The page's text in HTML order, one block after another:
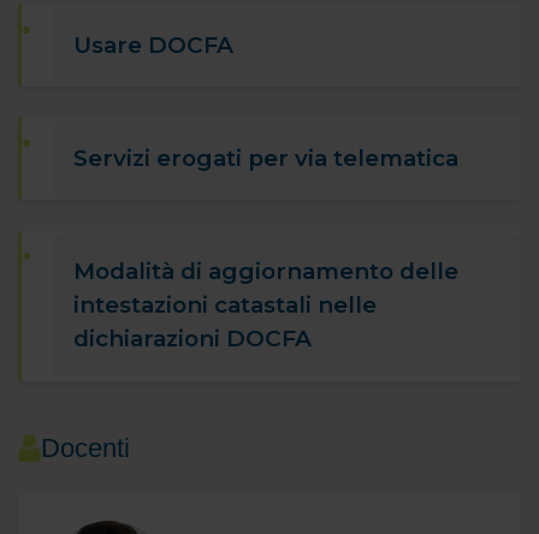
Usare DOCFA
Servizi erogati per via telematica
Modalità di aggiornamento delle
intestazioni catastali nelle
dichiarazioni DOCFA
Docenti